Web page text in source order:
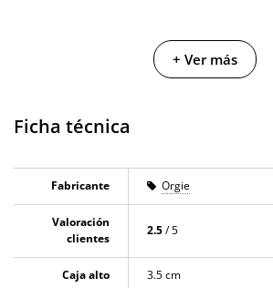
+ Ver más
Ficha técnica
Fabricante Orgie
Valoración
clientes
2.5/ 5
Caja alto 3.5 cm